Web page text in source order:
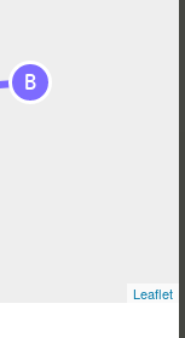
B
Leaflet